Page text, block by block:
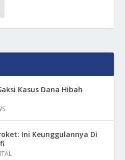
Kasus Dana Hibah
Ini Keunggulannya Di